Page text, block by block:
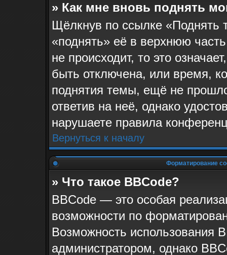
» Как мне вновь поднять
Щёлкнув по ссылке «Поднять
«поднять» её в верхнюю
не происходит, то это
быть отключена, или время,
поднятия темы, ещё не
ответив на неё, однако
нарушаете правила
Вернуться к началу
Форматирование
» Что такое BBCode?
BBCode — это особая
возможности по
Возможность использования
администратором, однако